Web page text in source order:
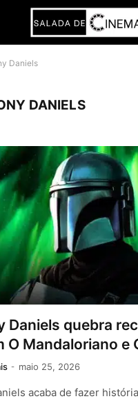
Daniels
DANIELS
Daniels quebra
O Mandaloriano e
maio 25, 2026
acaba de fazer